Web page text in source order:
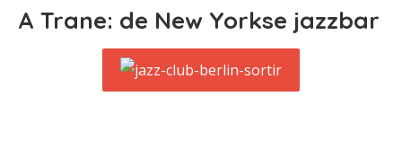
A Trane: de New Yorkse jazzbar